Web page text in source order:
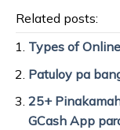
Related posts:
Types of
Patuloy pa
25+
GCash App